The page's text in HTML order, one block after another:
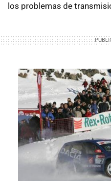
los problemas de